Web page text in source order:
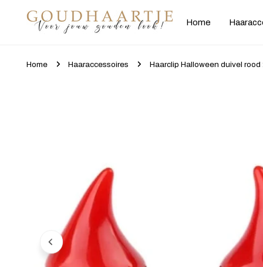
naar artikel
Home
Home Haaraccessoires Haarclip Halloween duivel rood